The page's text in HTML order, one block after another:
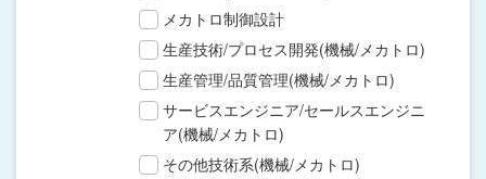
メカトロ制御設計
生産技術/プロセス開発(機械/メカトロ)
生産管理/品質管理(機械/メカトロ)
サービスエンジニア/セールスエンジニ
ア(機械/メカトロ)
その他技術系(機械/メカトロ)